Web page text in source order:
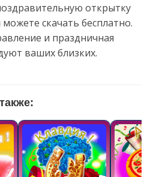
открытку
скачать бесплатно.
и праздничная
ваших близких.